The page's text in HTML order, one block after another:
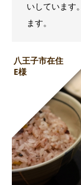
いしています
ます。
八王子市在住
E様